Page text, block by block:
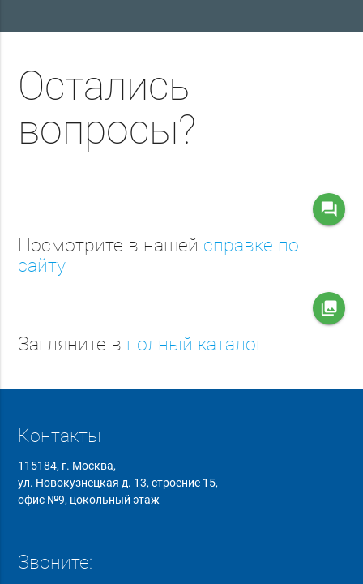
Остались
вопросы?
question_answer
Посмотрите в нашей справке по
сайту
collections
Загляните в полный каталог
Контакты
115184, г. Москва,
ул. Новокузнецкая д. 13, строение 15,
офис №9, цокольный этаж
Звоните: